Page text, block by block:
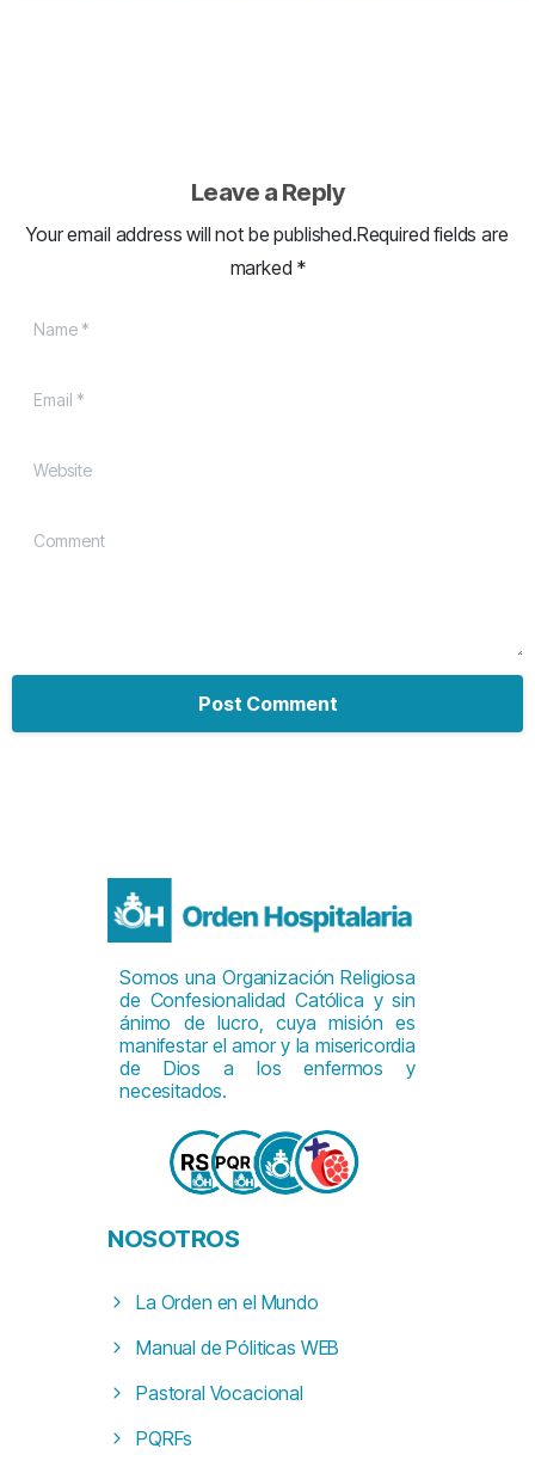
Leave a Reply
Your email address will not be published.Required fields are
marked *
Name
Email
Website
Comment
Somos una Organización Religiosa
de Confesionalidad Católica y sin
ánimo de lucro, cuya misión es
manifestar el amor y la misericordia
de Dios a los enfermos y
necesitados.
NOSOTROS
La Orden en el Mundo
Manual de Póliticas WEB
Pastoral Vocacional
PQRFs